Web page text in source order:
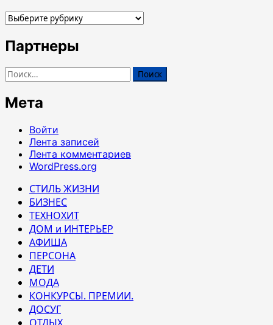
Рубрики
Партнеры
Найти:
Мета
Войти
Лента записей
Лента комментариев
WordPress.org
СТИЛЬ ЖИЗНИ
БИЗНЕС
ТЕХНОХИТ
ДОМ и ИНТЕРЬЕР
АФИША
ПЕРСОНА
ДЕТИ
МОДА
КОНКУРСЫ. ПРЕМИИ.
ДОСУГ